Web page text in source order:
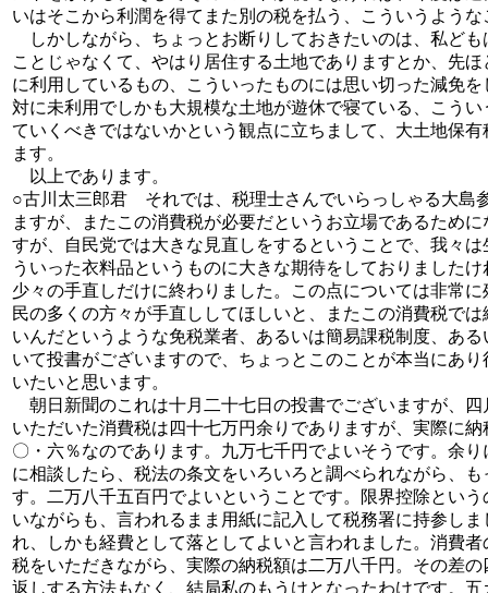
いはそこから利潤を得てまた別の税を払う、こういうよう
しかしながら、ちょっとお断りしておきたいのは、私ど
ことじゃなくて、やはり居住する土地でありますとか、先
に利用しているもの、こういったものには思い切った減免
対に未利用でしかも大規模な土地が遊休で寝ている、こう
ていくべきではないかという観点に立ちまして、大土地保
ます。
以上であります。
○古川太三郎君 それでは、税理士さんでいらっしゃる大島
ますが、またこの消費税が必要だというお立場であるため
すが、自民党では大きな見直しをするということで、我々
ういった衣料品というものに大きな期待をしておりました
少々の手直しだけに終わりました。この点については非常
民の多くの方々が手直ししてほしいと、またこの消費税で
いんだというような免税業者、あるいは簡易課税制度、あ
いて投書がございますので、ちょっとこのことが本当にあ
いたいと思います。
朝日新聞のこれは十月二十七日の投書でございますが、
いただいた消費税は四十七万円余りでありますが、実際に
〇・六％なのであります。九万七千円でよいそうです。余
に相談したら、税法の条文をいろいろと調べられながら、
す。二万八千五百円でよいということです。限界控除とい
いながらも、言われるまま用紙に記入して税務署に持参し
れ、しかも経費として落としてよいと言われました。消費
税をいただきながら、実際の納税額は二万八千円。その差
返しする方法もなく、結局私のもうけとなったわけです。